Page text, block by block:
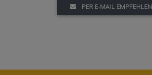
PER E-MAIL EMPFEHLEN